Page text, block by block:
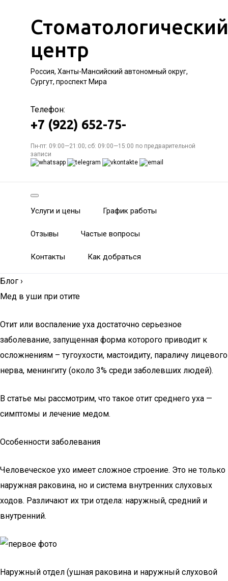
Стоматологический
центр
Россия, Ханты-Мансийский автономный округ,
Сургут, проспект Мира
Телефон:
+7 (922) 652-75-
Пн-пт: 09:00—21:00; сб: 09:00—15:00 по предварительной
записи
Услуги и цены График работы
Отзывы Частые вопросы
Контакты Как добраться
Блог ›
Мед в уши при отите
Отит или воспаление уха достаточно серьезное
заболевание, запущенная форма которого приводит к
осложнениям – тугоухости, мастоидиту, параличу лицевого
нерва, менингиту (около 3% среди заболевших людей).
В статье мы рассмотрим, что такое отит среднего уха —
симптомы и лечение медом.
Особенности заболевания
Человеческое ухо имеет сложное строение. Это не только
наружная раковина, но и система внутренних слуховых
ходов. Различают их три отдела: наружный, средний и
внутренний.
Наружный отдел (ушная раковина и наружный слуховой